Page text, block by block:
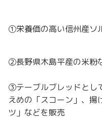
①栄養価の高い信州産ソ
②長野県木島平産の米粉
③テーブルブレッドとし
えめの「スコーン」、揚
ツ」などを販売